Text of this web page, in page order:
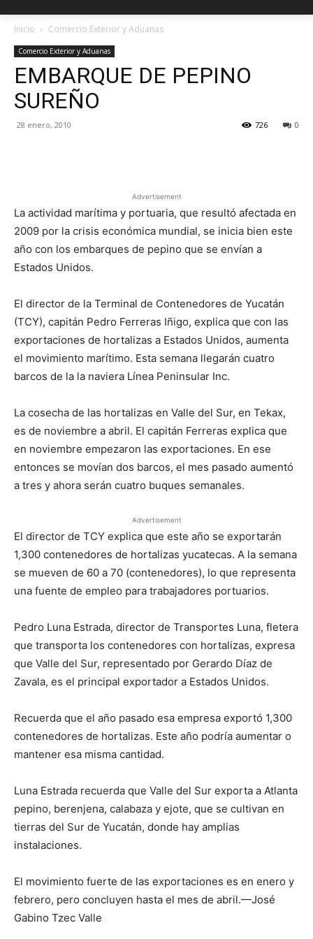
Inicio Comercio Exterior y Aduanas
Comercio Exterior y Aduanas
EMBARQUE DE PEPINO
SUREÑO
28 enero, 2010 0
726
Advertisement
La actividad marítima y portuaria, que resultó afectada en
2009 por la crisis económica mundial, se inicia bien este
año con los embarques de pepino que se envían a
Estados Unidos.
El director de la Terminal de Contenedores de Yucatán
(TCY), capitán Pedro Ferreras Iñigo, explica que con las
exportaciones de hortalizas a Estados Unidos, aumenta
el movimiento marítimo. Esta semana llegarán cuatro
barcos de la la naviera Línea Peninsular Inc.
La cosecha de las hortalizas en Valle del Sur, en Tekax,
es de noviembre a abril. El capitán Ferreras explica que
en noviembre empezaron las exportaciones. En ese
entonces se movían dos barcos, el mes pasado aumentó
a tres y ahora serán cuatro buques semanales.
Advertisement
El director de TCY explica que este año se exportarán
1,300 contenedores de hortalizas yucatecas. A la semana
se mueven de 60 a 70 (contenedores), lo que representa
una fuente de empleo para trabajadores portuarios.
Pedro Luna Estrada, director de Transportes Luna, fletera
que transporta los contenedores con hortalizas, expresa
que Valle del Sur, representado por Gerardo Díaz de
Zavala, es el principal exportador a Estados Unidos.
Recuerda que el año pasado esa empresa exportó 1,300
contenedores de hortalizas. Este año podría aumentar o
mantener esa misma cantidad.
Luna Estrada recuerda que Valle del Sur exporta a Atlanta
pepino, berenjena, calabaza y ejote, que se cultivan en
tierras del Sur de Yucatán, donde hay amplias
instalaciones.
El movimiento fuerte de las exportaciones es en enero y
febrero, pero concluyen hasta el mes de abril.—José
Gabino Tzec Valle